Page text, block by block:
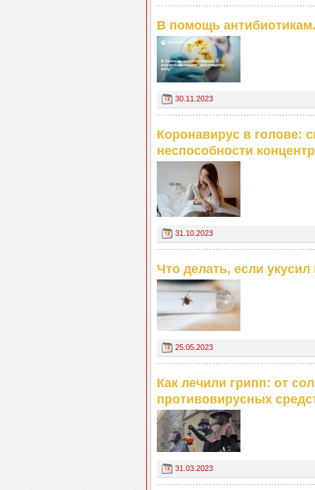
В помощь
30.11.2023
Коронавирус в голове:
неспособности
31.10.2023
Что делать, если
25.05.2023
Как лечили грипп: от
противовирусных
31.03.2023